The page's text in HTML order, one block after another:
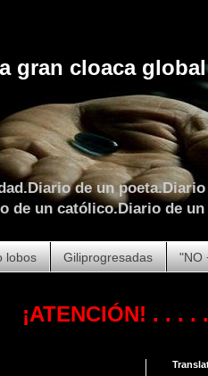
gran cloaca global
de un
de un católico.Diario de
lobos Giliprogresadas "NO
. . . . . . . . .